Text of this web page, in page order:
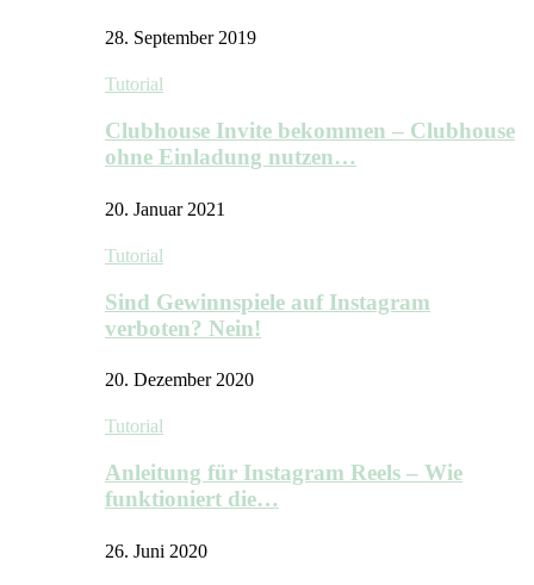
28. September 2019
Tutorial
Clubhouse Invite bekommen – Clubhouse
ohne Einladung nutzen…
20. Januar 2021
Tutorial
Sind Gewinnspiele auf Instagram
verboten? Nein!
20. Dezember 2020
Tutorial
Anleitung für Instagram Reels – Wie
funktioniert die…
26. Juni 2020